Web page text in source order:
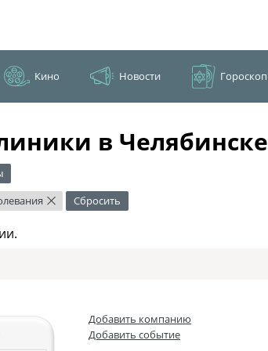
Кино Новости Гороскоп
в Челябинске
× Сбросить
Добавить компанию
Добавить событие